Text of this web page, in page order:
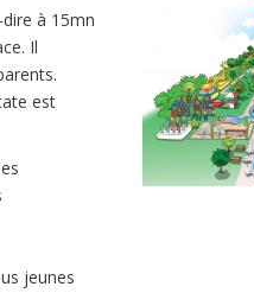
à 15mn
Il
est
jeunes